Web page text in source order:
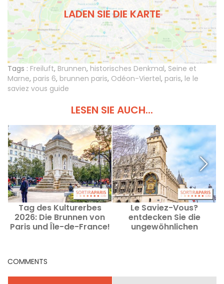
LADEN SIE DIE KARTE
Tags : Freiluft, Brunnen, historisches Denkmal, Seine et
Marne, paris 6, brunnen paris, Odéon-Viertel, paris, le le
saviez vous guide
LESEN SIE AUCH...
Tag des Kulturerbes
2026: Die Brunnen von
Paris und Île-de-France!
Le Saviez-Vous?
entdecken Sie die
ungewöhnlichen
COMMENTS